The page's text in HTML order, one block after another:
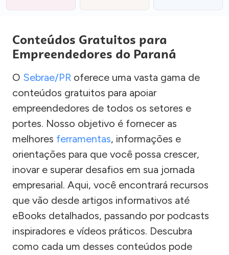
Conteúdos Gratuitos para
Empreendedores do Paraná
O Sebrae/PR oferece uma vasta gama de
conteúdos gratuitos para apoiar
empreendedores de todos os setores e
portes. Nosso objetivo é fornecer as
melhores ferramentas, informações e
orientações para que você possa crescer,
inovar e superar desafios em sua jornada
empresarial. Aqui, você encontrará recursos
que vão desde artigos informativos até
eBooks detalhados, passando por podcasts
inspiradores e vídeos práticos. Descubra
como cada um desses conteúdos pode